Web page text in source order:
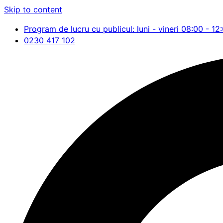
Skip to content
Program de lucru cu publicul: luni - vineri 08:00 -
0230 417 102